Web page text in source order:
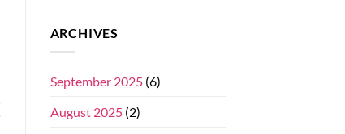
ARCHIVES
September 2025(6)
August 2025(2)